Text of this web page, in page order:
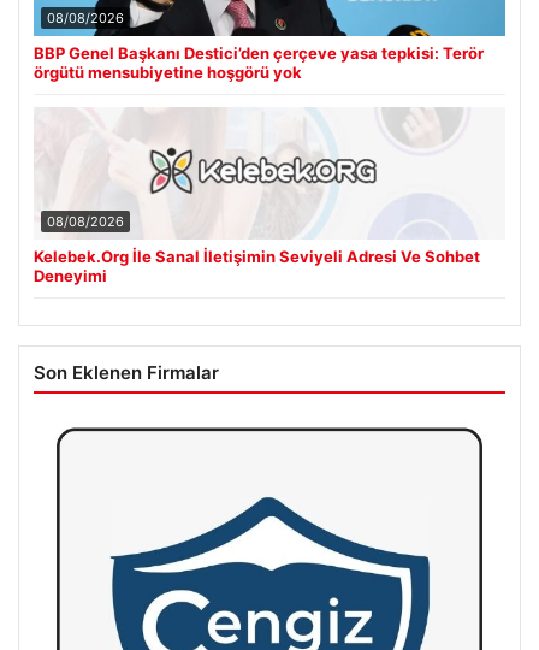
08/08/2026
BBP Genel Başkanı Destici’den çerçeve yasa tepkisi: Terör
örgütü mensubiyetine hoşgörü yok
08/08/2026
Kelebek.Org İle Sanal İletişimin Seviyeli Adresi Ve Sohbet
Deneyimi
Son Eklenen Firmalar